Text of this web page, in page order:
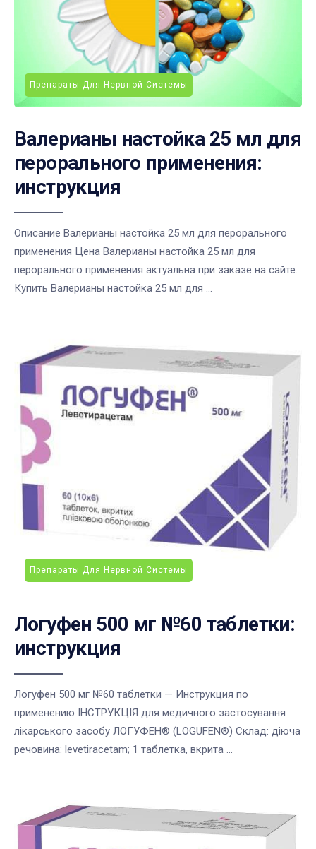
Препараты Для Нервной Системы
Валерианы настойка 25 мл для
перорального применения:
инструкция
Описание Валерианы настойка 25 мл для перорального
применения Цена Валерианы настойка 25 мл для
перорального применения актуальна при заказе на сайте.
Купить Валерианы настойка 25 мл для ...
Препараты Для Нервной Системы
Логуфен 500 мг №60 таблетки:
инструкция
Логуфен 500 мг №60 таблетки — Инструкция по
применению ІНСТРУКЦІЯ для медичного застосування
лікарського засобу ЛОГУФЕН® (LOGUFEN®) Склад: діюча
речовина: levetiracetam; 1 таблетка, вкрита ...